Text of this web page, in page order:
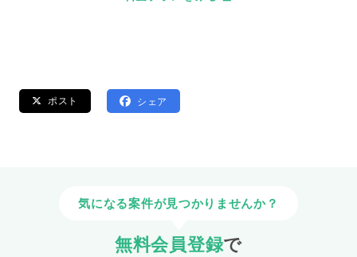
ポスト シェア
気になる案件が見つかりませんか？
無料会員登録で